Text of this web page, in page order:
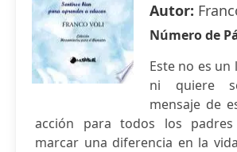
Autor:
Número de
Este no es
ni quiere
mensaje de
acción para todos los
marcar una diferencia en la